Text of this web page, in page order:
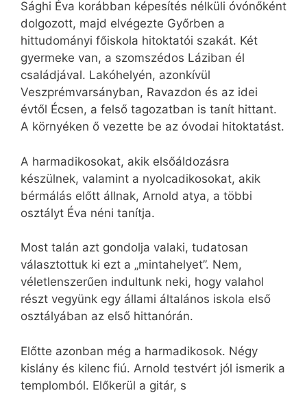
Sághi Éva korábban képesítés nélküli óvónőként
dolgozott, majd elvégezte Győrben a
hittudományi főiskola hitoktatói szakát. Két
gyermeke van, a szomszédos Láziban él
családjával. Lakóhelyén, azonkívül
Veszprémvarsányban, Ravazdon és az idei
évtől Écsen, a felső tagozatban is tanít hittant.
A környéken ő vezette be az óvodai hitoktatást.
A harmadikosokat, akik elsőáldozásra
készülnek, valamint a nyolcadikosokat, akik
bérmálás előtt állnak, Arnold atya, a többi
osztályt Éva néni tanítja.
Most talán azt gondolja valaki, tudatosan
választottuk ki ezt a „mintahelyet”. Nem,
véletlenszerűen indultunk neki, hogy valahol
részt vegyünk egy állami általános iskola első
osztályában az első hittanórán.
Előtte azonban még a harmadikosok. Négy
kislány és kilenc fiú. Arnold testvért jól ismerik a
templomból. Előkerül a gitár, s